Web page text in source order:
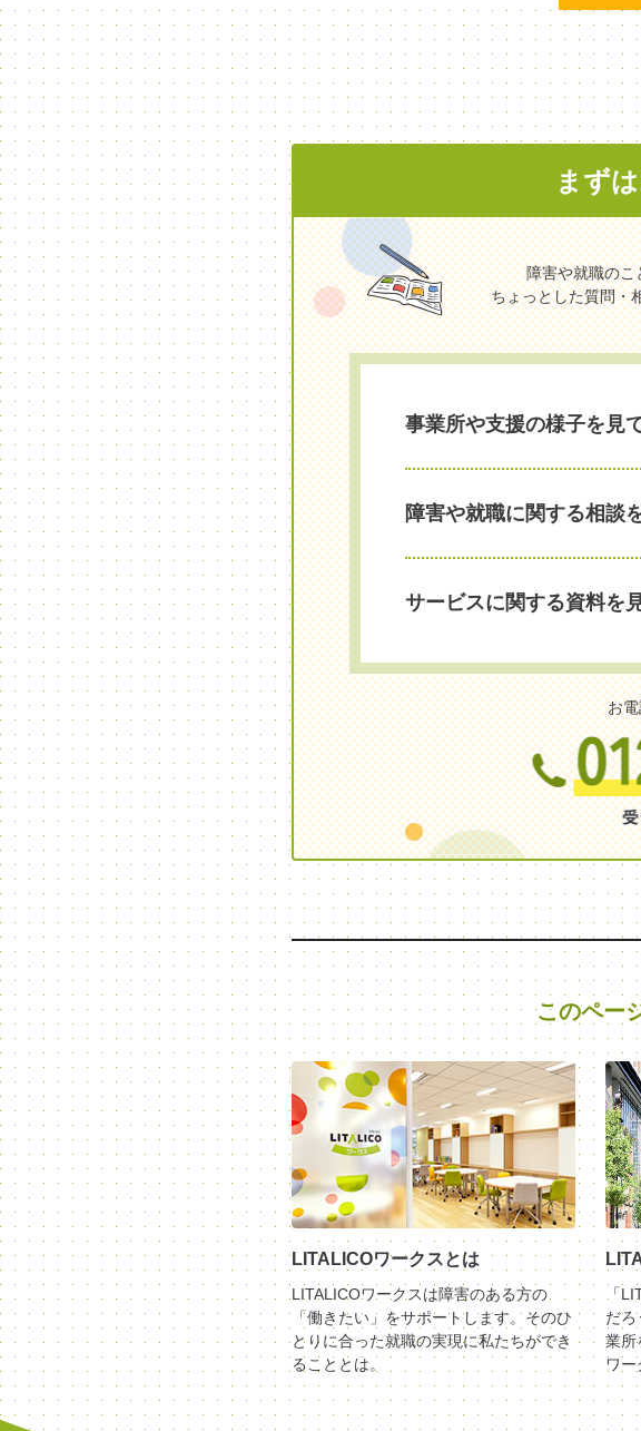
まず
障害や就職のこ
ちょっとした質問・
事業所や支援の様子を見
障害や就職に関する相談
サービスに関する資料を
お
このペー
LITALICOワークスとは
LITALICOワークスは障害のある方の
「働きたい」をサポートします。そのひ
とりに合った就職の実現に私たちができ
ることとは。
「
だろ
業所
ワー